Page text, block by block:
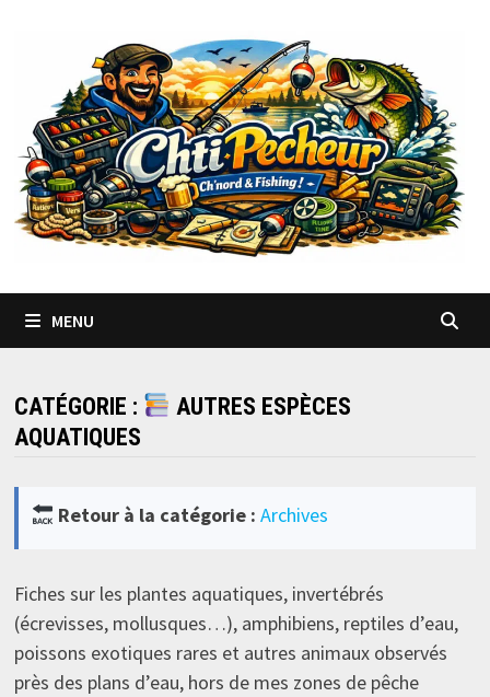
MENU
CATÉGORIE :
AUTRES ESPÈCES
AQUATIQUES
Retour à la catégorie : Archives
Fiches sur les plantes aquatiques, invertébrés
(écrevisses, mollusques…), amphibiens, reptiles d’eau,
poissons exotiques rares et autres animaux observés
près des plans d’eau, hors de mes zones de pêche